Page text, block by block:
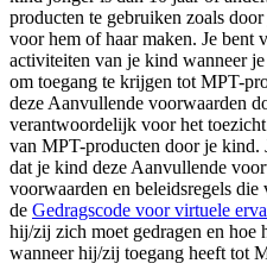
producten te gebruiken zoals
voor hem of haar maken. Je bent
activiteiten van je kind wanneer
om toegang te krijgen tot MPT-
deze Aanvullende voorwaarden
verantwoordelijk voor het
van MPT-producten door je
dat je kind deze Aanvullende
voorwaarden en beleidsregels
de Gedragscode voor virtuele
hij/zij zich moet gedragen en hoe
wanneer hij/zij toegang heeft tot